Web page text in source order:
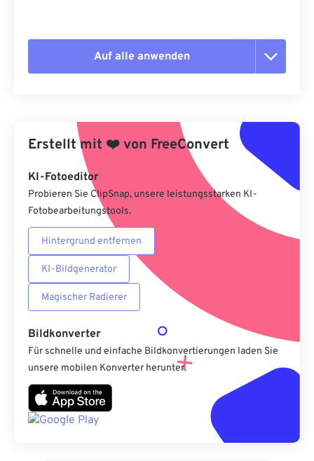
Auf alle anwenden
Aus Vorgabe anwenden
Als Vorgabe speichern
Erstellt mit ❤️von FreeConvert
KI-Fotoeditor
Probieren Sie ClipSnap, unsere leistungsstarken KI-
Fotobearbeitungstools.
Hintergrund entfernen
KI-Bildgenerator
Magischer Radierer
Bildkonverter
Für schnelle und einfache Bildkonvertierungen laden Sie
unsere mobilen Konverter herunter.